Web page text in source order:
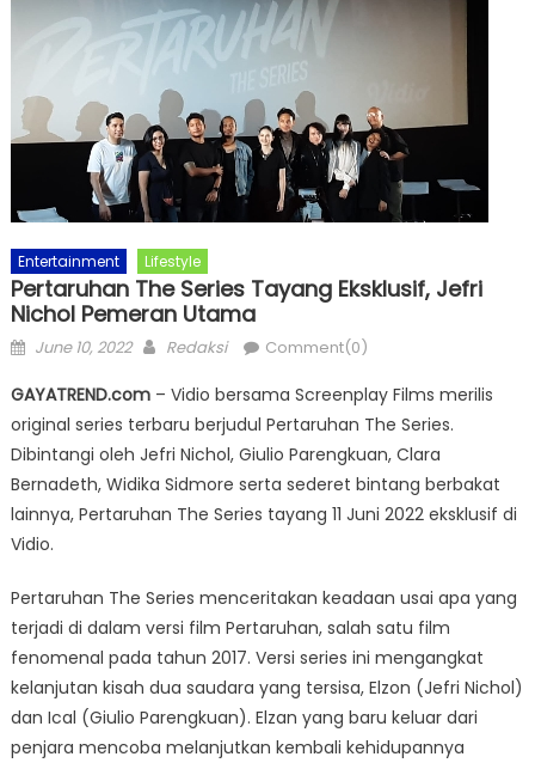
Entertainment Lifestyle
Pertaruhan The Series Tayang Eksklusif, Jefri
Nichol Pemeran Utama
Posted
June 10, 2022 Author
Redaksi Comment(0)
GAYATREND.com– Vidio bersama Screenplay Films merilis
original series terbaru berjudul Pertaruhan The Series.
Dibintangi oleh Jefri Nichol, Giulio Parengkuan, Clara
Bernadeth, Widika Sidmore serta sederet bintang berbakat
lainnya, Pertaruhan The Series tayang 11 Juni 2022 eksklusif di
Vidio.
Pertaruhan The Series menceritakan keadaan usai apa yang
terjadi di dalam versi film Pertaruhan, salah satu film
fenomenal pada tahun 2017. Versi series ini mengangkat
kelanjutan kisah dua saudara yang tersisa, Elzon (Jefri Nichol)
dan Ical (Giulio Parengkuan). Elzan yang baru keluar dari
penjara mencoba melanjutkan kembali kehidupannya